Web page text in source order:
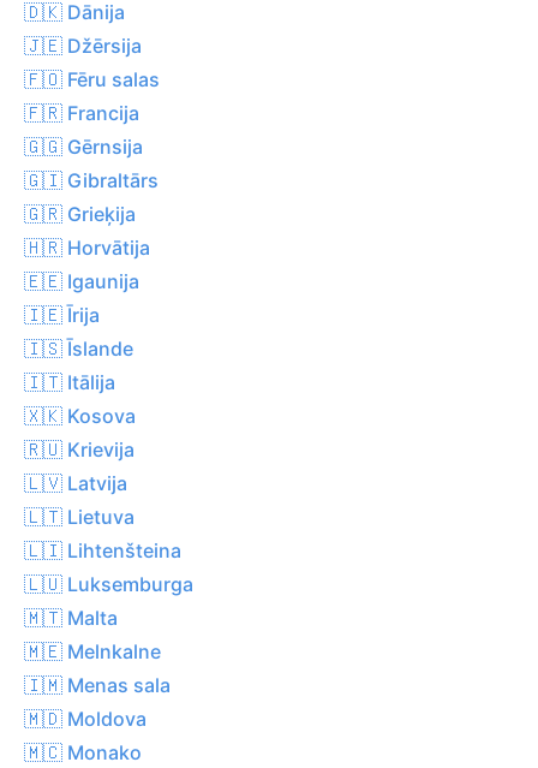
🇩🇰 Dānija
🇯🇪 Džērsija
🇫🇴 Fēru salas
🇫🇷 Francija
🇬🇬 Gērnsija
🇬🇮 Gibraltārs
🇬🇷 Grieķija
🇭🇷 Horvātija
🇪🇪 Igaunija
🇮🇪 Īrija
🇮🇸 Īslande
🇮🇹 Itālija
🇽🇰 Kosova
🇷🇺 Krievija
🇱🇻 Latvija
🇱🇹 Lietuva
🇱🇮 Lihtenšteina
🇱🇺 Luksemburga
🇲🇹 Malta
🇲🇪 Melnkalne
🇮🇲 Menas sala
🇲🇩 Moldova
🇲🇨 Monako